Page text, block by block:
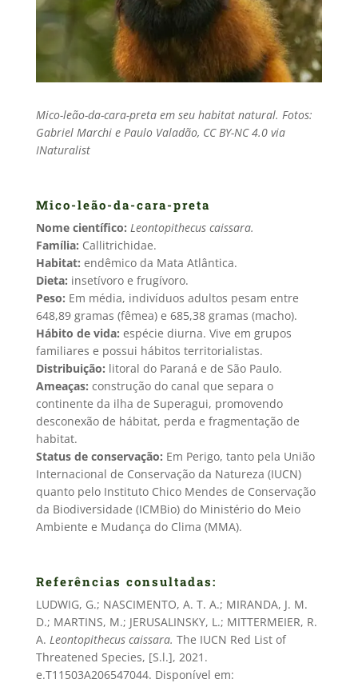
Mico-leão-da-cara-preta em seu habitat natural. Fotos:
Gabriel Marchi e Paulo Valadão, CC BY-NC 4.0 via
INaturalist
Mico-leão-da-cara-preta
Nome científico: Leontopithecus caissara.
Família: Callitrichidae.
Habitat: endêmico da Mata Atlântica.
Dieta: insetívoro e frugívoro.
Peso: Em média, indivíduos adultos pesam entre
648,89 gramas (fêmea) e 685,38 gramas (macho).
Hábito de vida: espécie diurna. Vive em grupos
familiares e possui hábitos territorialistas.
Distribuição: litoral do Paraná e de São Paulo.
Ameaças: construção do canal que separa o
continente da ilha de Superagui, promovendo
desconexão de hábitat, perda e fragmentação de
habitat.
Status de conservação: Em Perigo, tanto pela União
Internacional de Conservação da Natureza (IUCN)
quanto pelo Instituto Chico Mendes de Conservação
da Biodiversidade (ICMBio) do Ministério do Meio
Ambiente e Mudança do Clima (MMA).
Referências consultadas:
LUDWIG, G.; NASCIMENTO, A. T. A.; MIRANDA, J. M.
D.; MARTINS, M.; JERUSALINSKY, L.; MITTERMEIER, R.
A. Leontopithecus caissara. The IUCN Red List of
Threatened Species, [S.l.], 2021.
e.T11503A206547044. Disponível em: